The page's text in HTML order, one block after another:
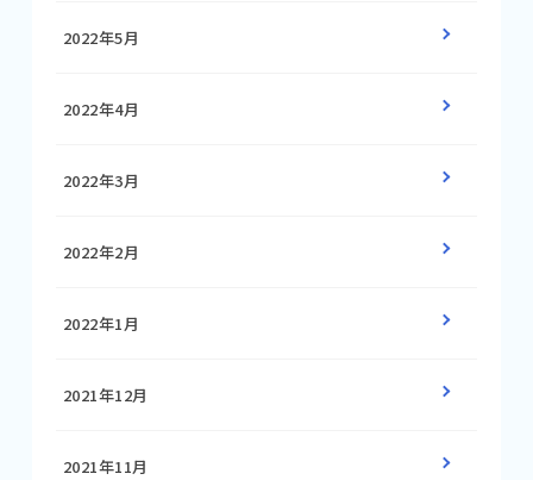
2022年5月
2022年4月
2022年3月
2022年2月
2022年1月
2021年12月
2021年11月